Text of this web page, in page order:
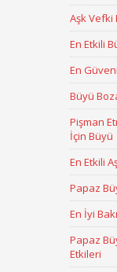
Aşk Vefki
En Etkili
En
Büyü
Pişman
İçin Büyü
En Etkili
Papaz
En İyi
Papaz
Etkileri